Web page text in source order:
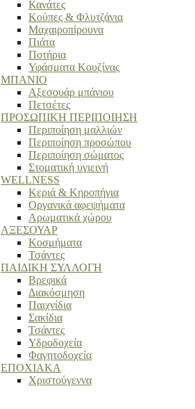
Κανάτες
Κούπες & Φλυτζάνια
Μαχαιροπίρουνα
Πιάτα
Ποτήρια
Υφάσματα Κουζίνας
ΜΠΑΝΙΟ
Αξεσουάρ μπάνιου
Πετσέτες
ΠΡΟΣΩΠΙΚΗ ΠΕΡΙΠΟΙΗΣΗ
Περιποίηση μαλλιών
Περιποίηση προσώπου
Περιποίηση σώματος
Στοματική υγιεινή
WELLNESS
Κεριά & Κηροπήγια
Οργανικά αφεψήματα
Αρωματικά χώρου
ΑΞΕΣΟΥΑΡ
Κοσμήματα
Τσάντες
ΠΑΙΔΙΚΗ ΣΥΛΛΟΓΗ
Βρεφικά
Διακόσμηση
Παιχνίδια
Σακίδια
Τσάντες
Υδροδοχεία
Φαγητοδοχεία
ΕΠΟΧΙΑΚΑ
Χριστούγεννα